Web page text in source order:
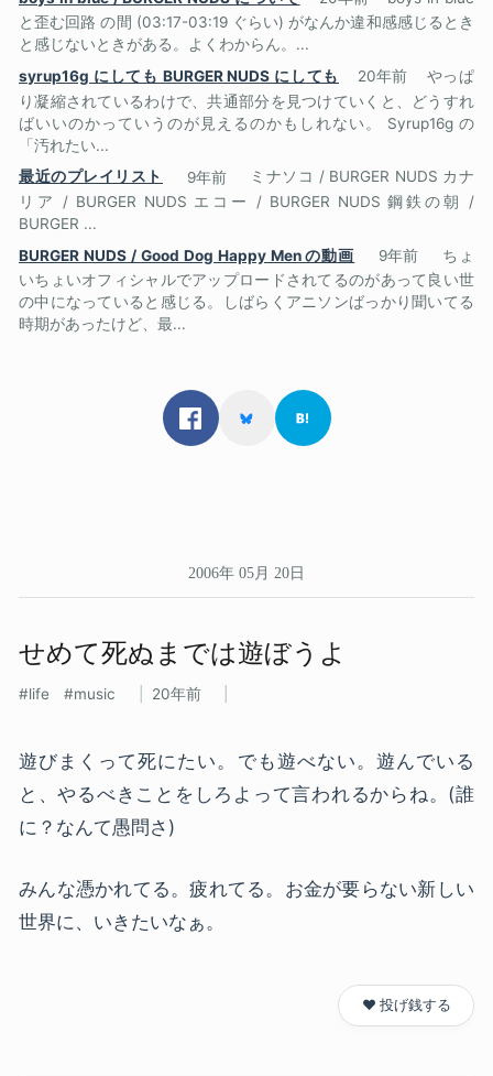
と歪む回路 の間 (03:17-03:19 ぐらい) がなんか違和感感じるとき
と感じないときがある。よくわからん。...
syrup16g にしても BURGER NUDS にしても
20年前
やっぱ
り凝縮されているわけで、共通部分を見つけていくと、どうすれ
ばいいのかっていうのが見えるのかもしれない。 Syrup16g の
「汚れたい...
最近のプレイリスト
9年前
ミナソコ / BURGER NUDS カナ
リア / BURGER NUDS エコー / BURGER NUDS 鋼鉄の朝 /
BURGER ...
BURGER NUDS / Good Dog Happy Men の動画
9年前
ちょ
いちょいオフィシャルでアップロードされてるのがあって良い世
の中になっていると感じる。しばらくアニソンばっかり聞いてる
時期があったけど、最...
2006年 05月 20日
せめて​死ぬまでは​遊ぼう​よ
life music 20年前
遊びまくって死にたい。でも遊べない。遊んでいる
と、やるべきことをしろよって言われるからね。(誰
に？なんて愚問さ)
みんな憑かれてる。疲れてる。お金が要らない新しい
世界に、いきたいなぁ。
❤️ 投げ銭する